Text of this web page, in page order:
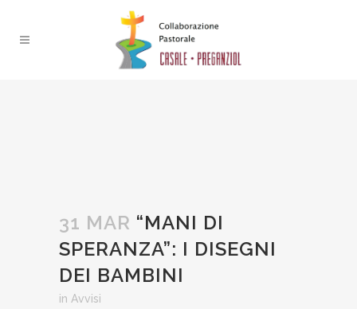
31 MAR “MANI DI
SPERANZA”: I DISEGNI
DEI BAMBINI
in Avvisi